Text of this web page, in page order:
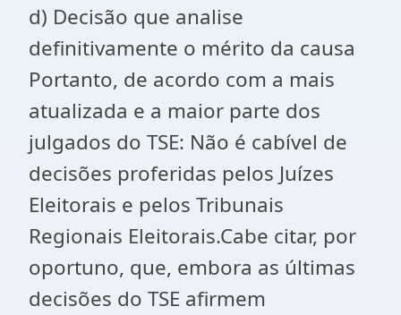
d) Decisão que analise
definitivamente o mérito da causa
Portanto, de acordo com a mais
atualizada e a maior parte dos
julgados do TSE: Não é cabível de
decisões proferidas pelos Juízes
Eleitorais e pelos Tribunais
Regionais Eleitorais.Cabe citar, por
oportuno, que, embora as últimas
decisões do TSE afirmem